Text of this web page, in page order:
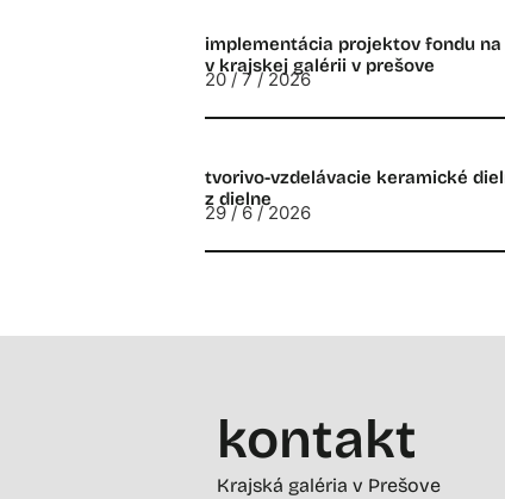
implementácia projektov fondu
v krajskej galérii v prešove
20 / 7 / 2026
tvorivo-vzdelávacie keramické
z dielne
29 / 6 / 2026
kontakt
Krajská galéria v Prešove